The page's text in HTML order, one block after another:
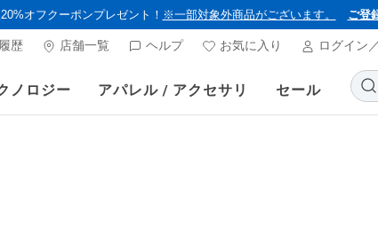
オフクーポンプレゼント！ ※一部対象外商品がございます。 ご登
歴 店舗一覧 ヘルプ お気に入り ログイン
ノロジー アパレル / アクセサリ セール